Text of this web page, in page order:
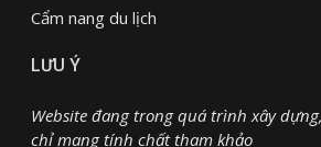
Cẩm nang du lịch
LƯU Ý
Website đang trong quá trình xây
chỉ mang tính chất tham khảo